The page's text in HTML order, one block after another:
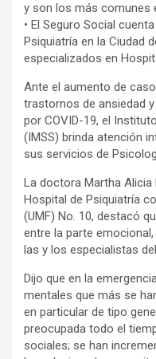
y son los más comunes
• El Seguro Social
Psiquiatría en la Ciudad
especializados en
Ante el aumento de
trastornos de ansiedad
por COVID-19, el
(IMSS) brinda atención
sus servicios de
La doctora Martha
Hospital de Psiquiatría
(UMF) No. 10, destacó
entre la parte
las y los especialistas
Dijo que en la
mentales que más se
en particular de tipo
preocupada todo el
sociales; se han